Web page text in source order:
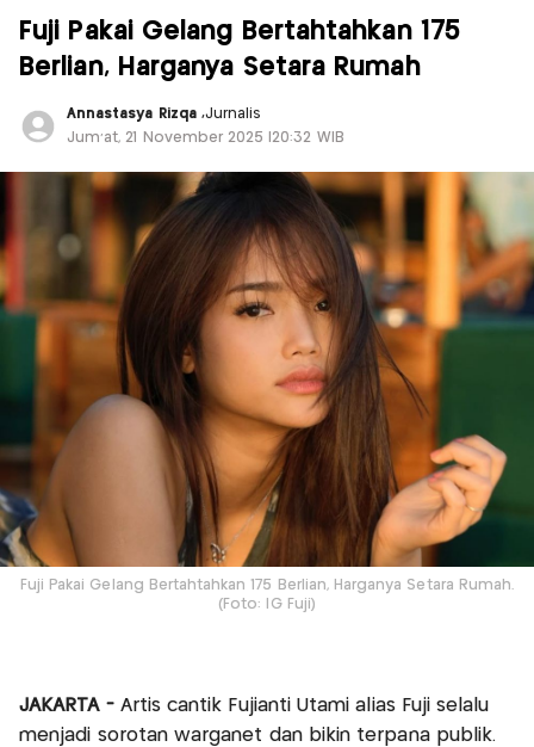
Fuji Pakai Gelang Bertahtahkan 175
Berlian, Harganya Setara Rumah
Annastasya Rizqa ,Jurnalis
Jum'at, 21 November 2025 |20:32 WIB
Fuji Pakai Gelang Bertahtahkan 175 Berlian, Harganya Setara Rumah.
(Foto: IG Fuji)
JAKARTA - Artis cantik Fujianti Utami alias Fuji selalu
menjadi sorotan warganet dan bikin terpana publik.